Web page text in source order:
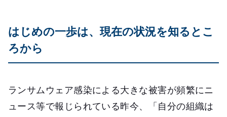
はじめの一歩は、現在の状況を知るとこ
ろから
ランサムウェア感染による大きな被害が頻繁にニ
ュース等で報じられている昨今、「自分の組織は